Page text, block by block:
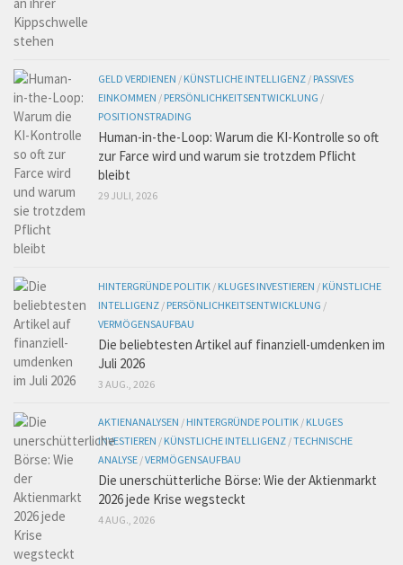
GELD VERDIENEN / KÜNSTLICHE INTELLIGENZ / PASSIVES
EINKOMMEN / PERSÖNLICHKEITSENTWICKLUNG /
POSITIONSTRADING
Human-in-the-Loop: Warum die KI-Kontrolle so oft
zur Farce wird und warum sie trotzdem Pflicht
bleibt
29 JULI, 2026
HINTERGRÜNDE POLITIK / KLUGES INVESTIEREN / KÜNSTLICHE
INTELLIGENZ / PERSÖNLICHKEITSENTWICKLUNG /
VERMÖGENSAUFBAU
Die beliebtesten Artikel auf finanziell-umdenken im
Juli 2026
3 AUG., 2026
AKTIENANALYSEN / HINTERGRÜNDE POLITIK / KLUGES
INVESTIEREN / KÜNSTLICHE INTELLIGENZ /TECHNISCHE
ANALYSE /VERMÖGENSAUFBAU
Die unerschütterliche Börse: Wie der Aktienmarkt
2026 jede Krise wegsteckt
4 AUG., 2026